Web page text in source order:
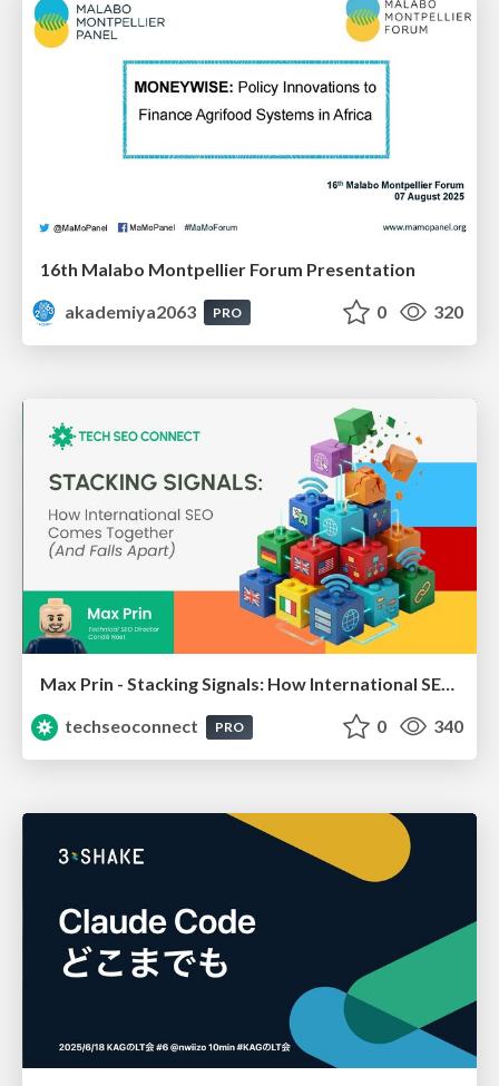
16th Malabo Montpellier Forum Presentation
akademiya2063
PRO 0 320
Max Prin - Stacking Signals: How International SEO Comes Together (And Falls Apart)
techseoconnect
PRO 0 340